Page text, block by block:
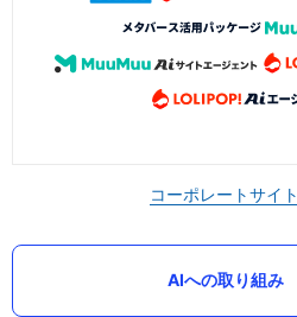
コーポレートサイト
AIへの取り組み